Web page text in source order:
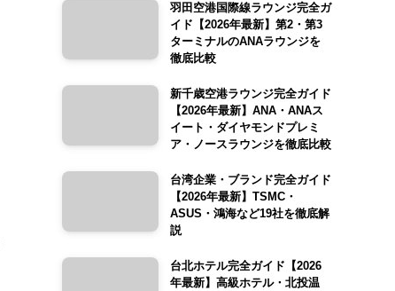
羽田空港国際線ラウンジ完全ガ
イド【2026年最新】第2・第3
ターミナルのANAラウンジを
徹底比較
新千歳空港ラウンジ完全ガイド
【2026年最新】ANA・ANAス
イート・ダイヤモンドプレミ
ア・ノースラウンジを徹底比較
台湾企業・ブランド完全ガイド
【2026年最新】TSMC・
ASUS・鴻海など19社を徹底解
説
台北ホテル完全ガイド【2026
年最新】高級ホテル・北投温